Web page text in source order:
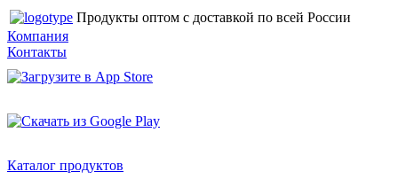
Продукты оптом с доставкой по всей России
Компания
Контакты
Каталог продуктов